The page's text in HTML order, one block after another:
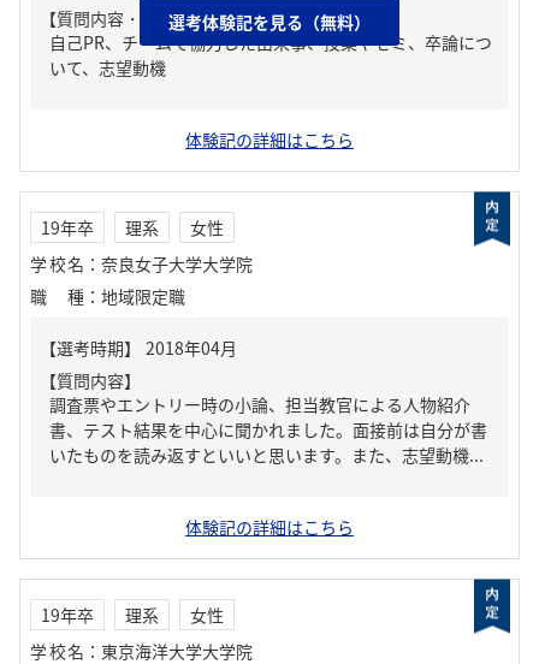
【質問内容・課題】
自己PR、チームで協力した出来事、授業やゼミ、卒論につ
いて、志望動機
選考体験記を見る（無料）
体験記の詳細はこちら
19年卒 理系
女性
学校名 ： 奈良女子大学大学院
職種 ： 地域限定職
【質問内容】
調査票やエントリー時の小論、担当教官による人物紹介
書、テスト結果を中心に聞かれました。面接前は自分が書
いたものを読み返すといいと思います。また、志望動機...
体験記の詳細はこちら
19年卒 理系
女性
学校名 ： 東京海洋大学大学院